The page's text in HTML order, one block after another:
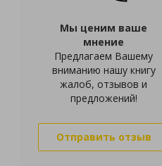
Мы ценим ваше
мнение
Предлагаем Вашему
вниманию нашу книгу
жалоб, отзывов и
предложений!
Отправить отзыв